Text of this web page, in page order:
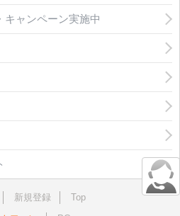
キャンペーン実施中
新規登録
Top